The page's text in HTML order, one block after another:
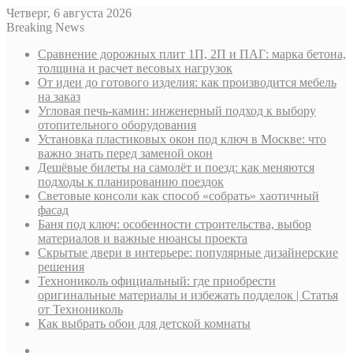
Четверг, 6 августа 2026
Breaking News
Сравнение дорожных плит 1П, 2П и ПАГ: марка бетона,
толщина и расчет весовых нагрузок
От идеи до готового изделия: как производится мебель
на заказ
Угловая печь-камин: инженерный подход к выбору
отопительного оборудования
Установка пластиковых окон под ключ в Москве: что
важно знать перед заменой окон
Дешёвые билеты на самолёт и поезд: как меняются
подходы к планированию поездок
Световые консоли как способ «собрать» хаотичный
фасад
Баня под ключ: особенности строительства, выбор
материалов и важные нюансы проекта
Скрытые двери в интерьере: популярные дизайнерские
решения
Технониколь официальный: где приобрести
оригинальные материалы и избежать подделок | Статья
от Технониколь
Как выбрать обои для детской комнаты